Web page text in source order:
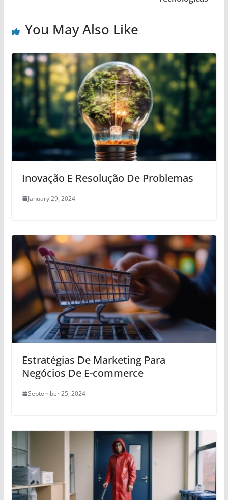
You May Also Like
Inovação E Resolução De Problemas
January 29, 2024
Estratégias De Marketing Para
Negócios De E-commerce
September 25, 2024